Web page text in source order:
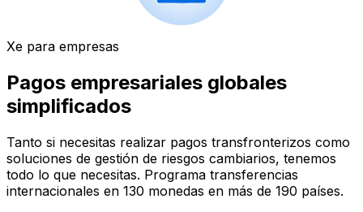
Xe para empresas
Pagos empresariales globales
simplificados
Tanto si necesitas realizar pagos transfronterizos como
soluciones de gestión de riesgos cambiarios, tenemos
todo lo que necesitas. Programa transferencias
internacionales en 130 monedas en más de 190 países.